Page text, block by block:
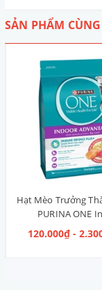
SẢN PHẨM
Hạt Mèo Trưởng
PURINA ONE
Advantage Salmon
Cá Hồi & Cá
120.000₫ -